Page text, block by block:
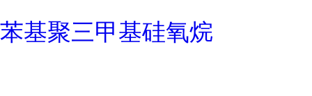
苯基聚三甲基硅氧烷